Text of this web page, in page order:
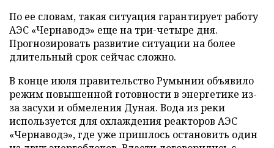
По ее словам, такая ситуация гарантирует работу
АЭС «Чернаводэ» еще на три-четыре дня.
Прогнозировать развитие ситуации на более
длительный срок сейчас сложно.
В конце июля правительство Румынии объявило
режим повышенной готовности в энергетике из-
за засухи и обмеления Дуная. Вода из реки
используется для охлаждения реакторов АЭС
«Чернаводэ», где уже пришлось остановить один